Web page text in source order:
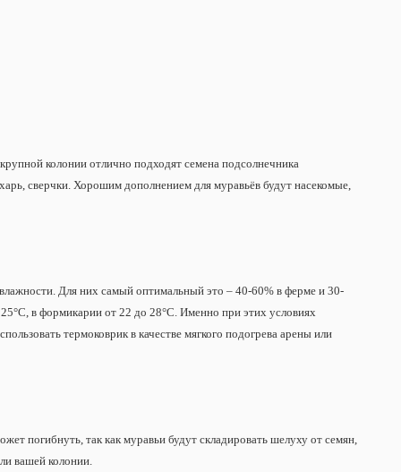
колонии отлично подходят семена подсолнечника
сверчки. Хорошим дополнением для муравьёв будут насекомые,
Для них самый оптимальный это – 40-60% в ферме и 30-
в формикарии от 22 до 28°С. Именно при этих условиях
термоковрик в качестве мягкого подогрева арены или
погибнуть, так как муравьи будут складировать шелуху от семян,
вашей колонии.